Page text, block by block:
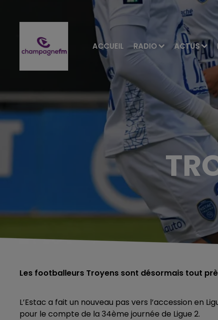
ACCUEIL RADIO ACTUS
Les footballeurs Troyens sont désormais tout
L’Estac a fait un nouveau pas vers l’accession en
pour le compte de la 34ème journée de Ligue 2.